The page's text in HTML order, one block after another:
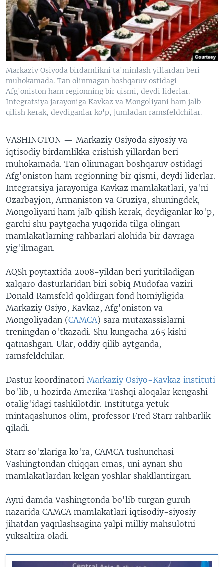
VIDEO
XABARLAR SURATLARDA
ODNOKLASSNIKI
TELEGRAM
TWITTER
SOUNDCLOUD
VOA
Markaziy Osiyoda birdamlikni ta'minlash yillardan beri
muhokamada. Tan olinmagan boshqaruv ostidagi
Afg'oniston ham regionning bir qismi, deydi liderlar.
Integratsiya jarayoniga Kavkaz va Mongoliyani ham jalb
qilish kerak, deydiganlar ko'p, jumladan ramsfeldchilar.
VASHINGTON — Markaziy Osiyoda siyosiy va
iqtisodiy birdamlikka erishish yillardan beri
muhokamada. Tan olinmagan boshqaruv ostidagi
Afg'oniston ham regionning bir qismi, deydi liderlar.
Integratsiya jarayoniga Kavkaz mamlakatlari, ya'ni
Ozarbayjon, Armaniston va Gruziya, shuningdek,
Mongoliyani ham jalb qilish kerak, deydiganlar ko'p,
garchi shu paytgacha yuqorida tilga olingan
mamlakatlarning rahbarlari alohida bir davraga
yig'ilmagan.
AQSh poytaxtida 2008-yildan beri yuritiladigan
xalqaro dasturlaridan biri sobiq Mudofaa vaziri
Donald Ramsfeld qoldirgan fond homiyligida
Markaziy Osiyo, Kavkaz, Afg'oniston va
Mongoliyadan (CAMCA) sara mutaxassislarni
treningdan o'tkazadi. Shu kungacha 265 kishi
qatnashgan. Ular, oddiy qilib aytganda,
ramsfeldchilar.
Dastur koordinatori Markaziy Osiyo-Kavkaz instituti
bo'lib, u hozirda Amerika Tashqi aloqalar kengashi
otalig'idagi tashkilotdir. Institutga yetuk
mintaqashunos olim, professor Fred Starr rahbarlik
qiladi.
Starr so'zlariga ko'ra, CAMCA tushunchasi
Vashingtondan chiqqan emas, uni aynan shu
mamlakatlardan kelgan yoshlar shakllantirgan.
Ayni damda Vashingtonda bo'lib turgan guruh
nazarida CAMCA mamlakatlari iqtisodiy-siyosiy
jihatdan yaqnlashsagina yalpi milliy mahsulotni
yuksaltira oladi.